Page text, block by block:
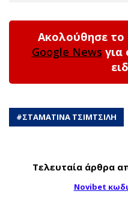
Ακολούθησε το
Google News για
#ΣΤΑΜΑΤΙΝΑ ΤΣΙΜΤΣΙΛΗ
Τελευταία άρθρα
Novibet